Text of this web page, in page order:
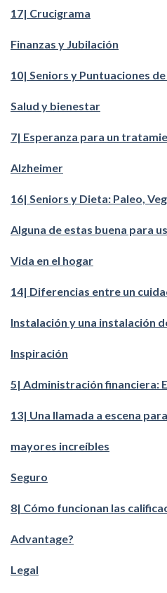
17| Crucigrama
Finanzas y Jubilación
10| Seniors y Puntuaciones
Salud y bienestar
7| Esperanza para un
Alzheimer
16| Seniors y Dieta: Paleo,
Alguna de estas buena para
Vida en el hogar
14| Diferencias entre un
Instalación y una instalación
Inspiración
5| Administración financiera:
13| Una llamada a escena
mayores increíbles
Seguro
8| Cómo funcionan las
Advantage?
Legal